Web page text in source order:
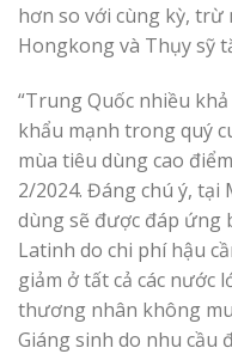
hơn so với cùng kỳ,
Hongkong và Thụy sỹ
“Trung Quốc nhiều
khẩu mạnh trong quý
mùa tiêu dùng cao
2/2024. Đáng chú ý, tại
dùng sẽ được đáp ứng
Latinh do chi phí hậu
giảm ở tất cả các nước
thương nhân không
Giáng sinh do nhu cầu